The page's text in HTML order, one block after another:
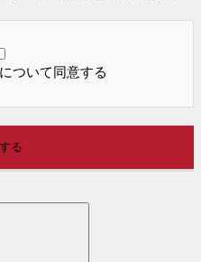
ついて同意する